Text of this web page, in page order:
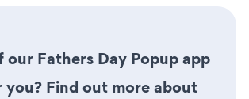
our Fathers Day Popup app
Find out more about